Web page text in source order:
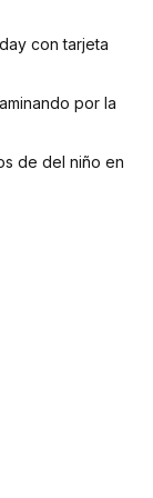
con tarjeta
por la
de del niño en